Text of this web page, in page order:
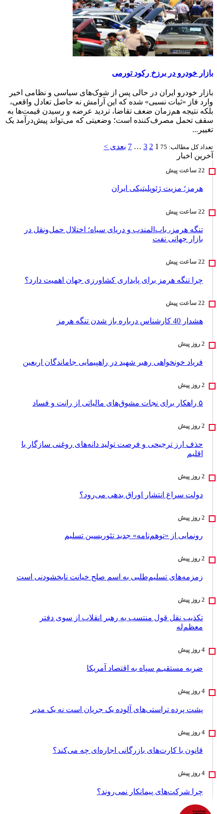
بازار خودرو در برزخ رکود تورمی
بازار خودرو ایران در حالی پس از شوک‌های سیاسی و نظامی اخیر
وارد فاز «ثبات نسبی» شده که این آرامش نه حاصل تعادل واقعی،
بلکه نتیجه هم‌زمان ضعف تقاضا، تردید عرضه و رسیدن قیمت‌ها به
سقف تحمل مصرف‌کننده است؛ وضعیتی که می‌تواند پیش‌درآمد یک
تغییر...
تعداد کل مطالب: 75 1
2
3
…
7 بعدی >
آخرین اخبار
هرمز؛ مزیت ژئوپلیتیکی ایران
تنگه هرمز، باب‌المندب و دریای سیاه؛ اختلال حمل‌ونقل در
بازار جهانی نفت
چرا تنگه هرمز برای پایداری کشاورزی جهان اهمیت دارد؟
هشدار 40 کارشناس درباره باز شدن تنگه هرمز
فریاد خونخواهی رهبر شهید در راهپیمایی جاماندگان اربعین
۵ راهکار برای نجات مشوق‌های مالیاتی از رانت و فساد
حذف ارز ترجیحی و فرصت تولید دانه‌های روغنی سازگار با
اقلیم
دولت سراغ انتشار اوراق بدهی می‌رود؟
رونمایی از «توهم‌نامه» جدید تئور‌یسین تسلیم
زمزمه‌های تسلیم‌طلبی به اسم صلح خیانت نابخشودنی است
تکذیب نقل قول منتسب به رهبر انقلاب از سوی دفتر
معظم‌له
ضربه مستقیـم سپاه به اقتصاد آمر‌یکا
پشت پرده تراستی‌های آلوده یک جریان است نه یک مدیر
قانون با کارت‌های بازرگانی اجاره‌ای چه می‌کند؟
چرا شرکت‌های پیمانکار نمی‌روند؟